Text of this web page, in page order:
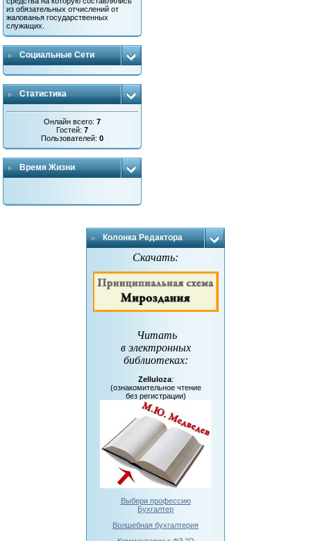
из обязательных отчислений от
жалованья государственных
служащих.
Социальные Сети
Статистика
Онлайн всего:7
Гостей:7
Пользователей:0
Время Жизни
Колонка Редактора
Скачать:
Читать
в электронных
библиотеках:
Zelluloza:
(ознакомительное чтение
без регистрации)
Выбери профессию
Бухгалтер
Волшебная бухгалтерия